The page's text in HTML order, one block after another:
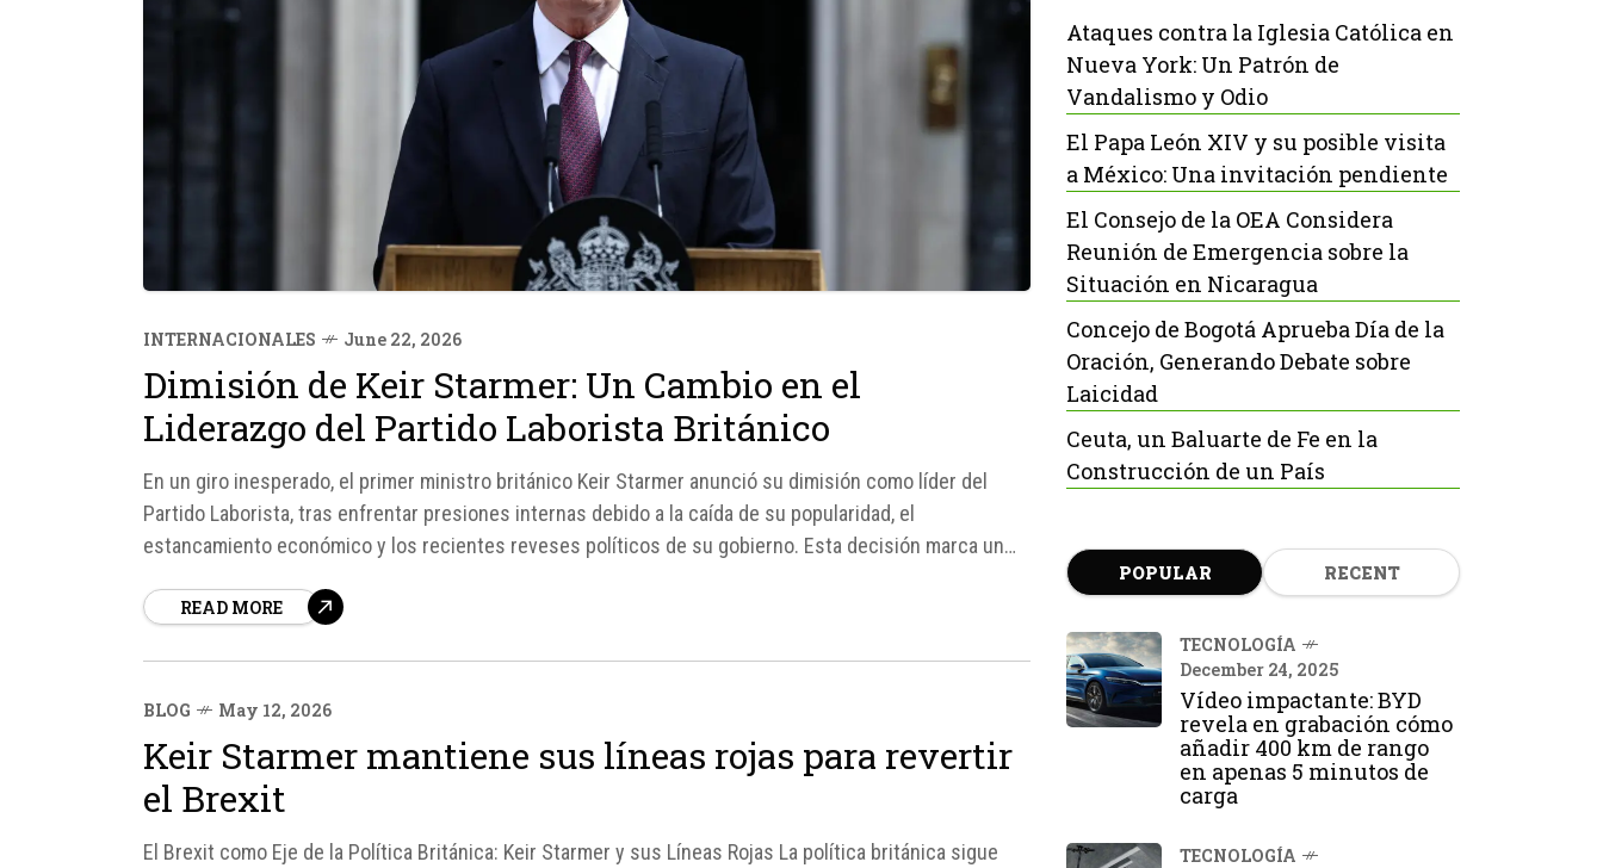
INTERNACIONALES June 22, 2026
Dimisión de Keir Starmer: Un Cambio en el
Liderazgo del Partido Laborista Británico
En un giro inesperado, el primer ministro británico Keir Starmer anunció su dimisión como líder del
Partido Laborista, tras enfrentar presiones internas debido a la caída de su popularidad, el
estancamiento económico y los recientes reveses políticos de su gobierno. Esta decisión marca un
READ MORE
BLOG May 12, 2026
Keir Starmer mantiene sus líneas rojas para revertir
el Brexit
El Brexit como Eje de la Política Británica: Keir Starmer y sus Líneas Rojas La política británica sigue
Ataques contra la Iglesia Católica en
Nueva York: Un Patrón de
Vandalismo y Odio
El Papa León XIV y su posible visita
a México: Una invitación pendiente
El Consejo de la OEA Considera
Reunión de Emergencia sobre la
Situación en Nicaragua
Concejo de Bogotá Aprueba Día de la
Oración, Generando Debate sobre
Laicidad
Ceuta, un Baluarte de Fe en la
Construcción de un País
POPULAR RECENT
TECNOLOGÍA
December 24, 2025
Vídeo impactante: BYD
revela en grabación cómo
añadir 400 km de rango
en apenas 5 minutos de
carga
TECNOLOGÍA